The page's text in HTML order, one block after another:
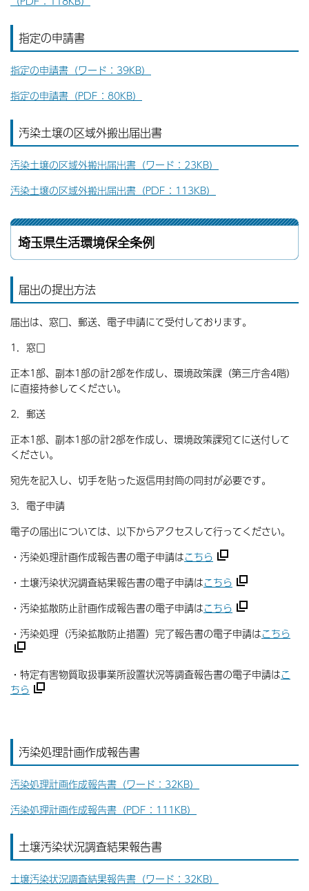
指定の申請書
指定の申請書（ワード：39KB）
指定の申請書（PDF：80KB）
汚染土壌の区域外搬出届出書
汚染土壌の区域外搬出届出書（ワード：23KB）
汚染土壌の区域外搬出届出書（PDF：113KB）
埼玉県生活環境保全条例
届出の提出方法
届出は、窓口、郵送、電子申請にて受付しております。
1．窓口
正本1部、副本1部の計2部を作成し、環境政策課（第三庁舎4階）
に直接持参してください。
2．郵送
正本1部、副本1部の計2部を作成し、環境政策課宛てに送付して
ください。
宛先を記入し、切手を貼った返信用封筒の同封が必要です。
3．電子申請
電子の届出については、以下からアクセスして行ってください。
・汚染処理計画作成報告書の電子申請はこちら
・土壌汚染状況調査結果報告書の電子申請はこちら
・汚染拡散防止計画作成報告書の電子申請はこちら
・汚染処理（汚染拡散防止措置）完了報告書の電子申請はこちら
・特定有害物質取扱事業所設置状況等調査報告書の電子申請はこ
ちら
汚染処理計画作成報告書
汚染処理計画作成報告書（ワード：32KB）
汚染処理計画作成報告書（PDF：111KB）
土壌汚染状況調査結果報告書
土壌汚染状況調査結果報告書（ワード：32KB）